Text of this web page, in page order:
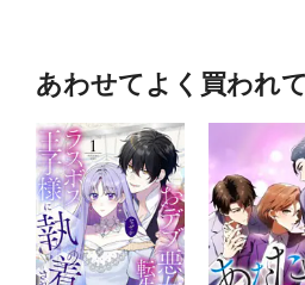
あわせてよく買われ